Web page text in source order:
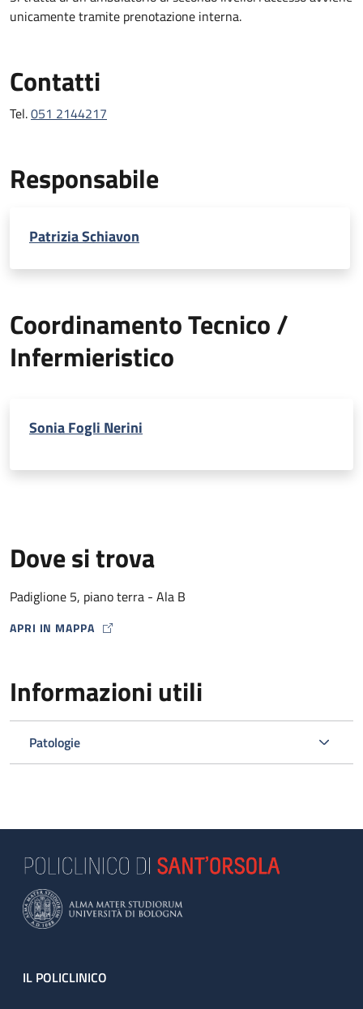
unicamente tramite prenotazione interna.
Contatti
Tel.051 2144217
Responsabile
Patrizia Schiavon
Coordinamento Tecnico /
Infermieristico
Sonia Fogli Nerini
Dove si trova
Padiglione 5, piano terra - Ala B
APRI IN MAPPA
MAP ICON
Informazioni utili
Patologie
Footer
IL POLICLINICO